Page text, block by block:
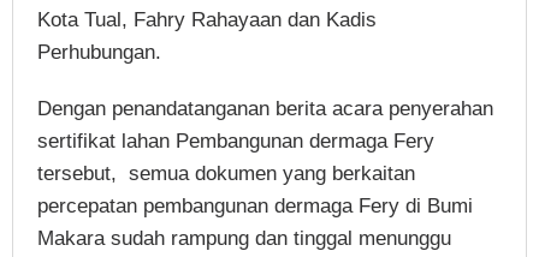
Kota Tual, Fahry Rahayaan dan Kadis
Perhubungan.
Dengan penandatanganan berita acara penyerahan
sertifikat lahan Pembangunan dermaga Fery
tersebut, semua dokumen yang berkaitan
percepatan pembangunan dermaga Fery di Bumi
Makara sudah rampung dan tinggal menunggu